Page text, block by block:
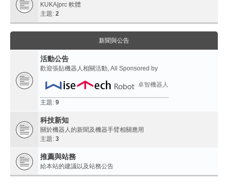
KUKA|prc 軟體
主題: 2
新聞與公告
活動公告
歡迎張貼機器人相關活動, All Sponsored by
卓智機器人
主題: 9
科技新知
關於機器人的新聞及機器手臂相關應用
主題: 3
推薦與站務
給本站的建議以及站務公告